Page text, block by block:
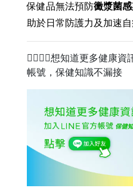
保健品無法預防黴漿菌
助於日常防護力及加速自
🧑‍⚕️👩‍⚕️想知道更多健康
帳號，保健知識不漏接